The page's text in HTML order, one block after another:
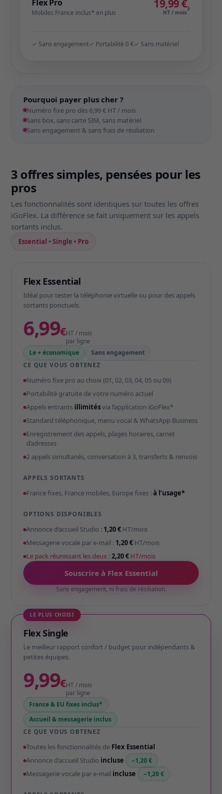
Flex Pro
Mobiles France inclus* en plus
19,99 €
HT / mois›
✓ Sans engagement✓ Portabilité 0 €✓ Sans matériel
Pourquoi payer plus cher ?
Numéro fixe pro dès 6,99 € HT / mois
Sans box, sans carte SIM, sans matériel
Sans engagement & sans frais de résiliation
3 offres simples, pensées pour les
pros
Les fonctionnalités sont identiques sur toutes les offres
iGoFlex. La différence se fait uniquement sur les appels
sortants inclus.
Essential • Single • Pro
Flex Essential
Idéal pour tester la téléphonie virtuelle ou pour des appels
sortants ponctuels.
6,99€HT / mois
par ligne
Le + économique
Sans engagement
CE QUE VOUS OBTENEZ
Numéro fixe pro au choix (01, 02, 03, 04, 05 ou 09)
Portabilité gratuite de votre numéro actuel
Appels entrants illimitésvia l’application iGoFlex*
Standard téléphonique, menu vocal & WhatsApp Business
Enregistrement des appels, plages horaires, carnet
d’adresses
2 appels simultanés, conversation à 3, transferts & renvois
APPELS SORTANTS
France fixes, France mobiles, Europe fixes :à l’usage*
OPTIONS DISPONIBLES
Annonce d’accueil Studio : 1,20 € HT/mois
Messagerie vocale par e-mail : 1,20 € HT/mois
Le pack réunissant les deux :2,20 € HT/mois
Souscrire à Flex Essential
Sans engagement, ni frais de résiliation.
LE PLUS CHOISI
Flex Single
Le meilleur rapport confort / budget pour indépendants &
petites équipes.
9,99€HT / mois
par ligne
France & EU fixes inclus*
Accueil & messagerie inclus
CE QUE VOUS OBTENEZ
Toutes les fonctionnalités de Flex Essential
Annonce d’accueil Studio incluse −1,20 €
Messagerie vocale par e-mail incluse −1,20 €